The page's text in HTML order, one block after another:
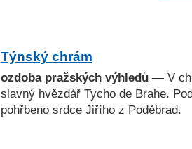
Týnský chrám
ozdoba pražských výhledů — V
slavný hvězdář Tycho de Brahe.
pohřbeno srdce Jiřího z Poděbrad.